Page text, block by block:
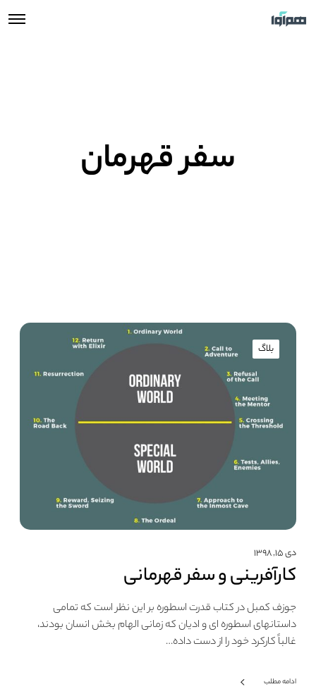
سفر قهرمان
بلاگ
دی ۱۵, ۱۳۹۸
کارآفرینی و سفر قهرمانی
جوزف کمبل در کتاب قدرت اسطوره بر این نظر است که تمامی
داستانهای اسطوره ای و ادیان که زمانی الهام بخش انسان بودند،
غالباً کارکرد خود را از دست داده…
ادامه مطلب